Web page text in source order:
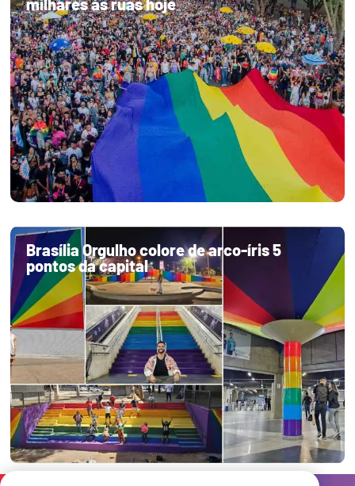
milhares às ruas hoje
Brasília Orgulho colore de arco-íris 5
pontos da capital